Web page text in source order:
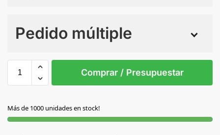
Pedido múltiple
Comprar / Presupuestar
Más de 1000 unidades en stock!